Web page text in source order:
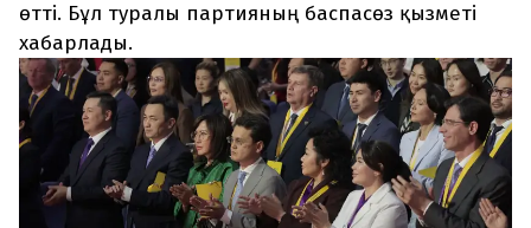
Редакциямен байланыс
+7 708 604 51 06
Жарнама бөлімі
+7 701 220 64 52
Пошта
zhasalash100@gmail.com
өтті. Бұл туралы партияның баспасөз қызметі
хабарлады.